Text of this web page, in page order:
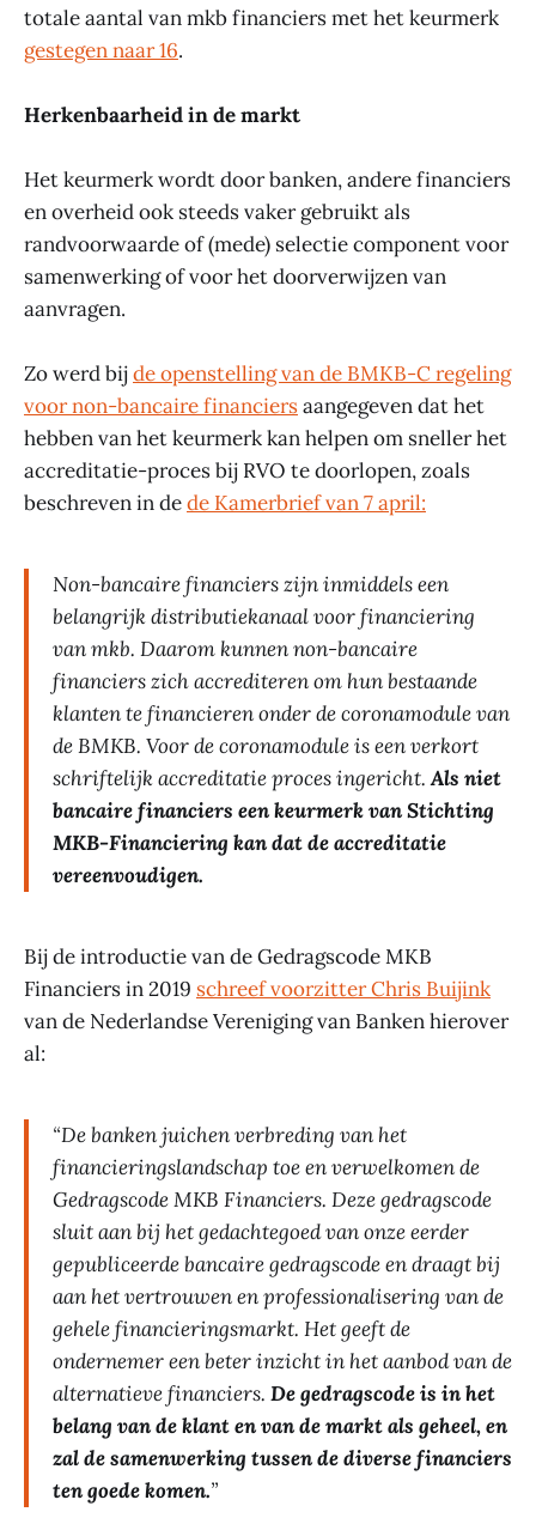
totale aantal van mkb financiers met het keurmerk
gestegen naar 16.
Herkenbaarheid in de markt
Het keurmerk wordt door banken, andere financiers
en overheid ook steeds vaker gebruikt als
randvoorwaarde of (mede) selectie component voor
samenwerking of voor het doorverwijzen van
aanvragen.
Zo werd bijde openstelling van de BMKB-C regeling
voor non-bancaire financiersaangegeven dat het
hebben van het keurmerk kan helpen om sneller het
accreditatie-proces bij RVO te doorlopen, zoals
beschreven in dede Kamerbrief van 7 april:
Non-bancaire financiers zijn inmiddels een
belangrijk distributiekanaal voor financiering
van mkb. Daarom kunnen non-bancaire
financiers zich accrediteren om hun bestaande
klanten te financieren onder de coronamodule van
de BMKB. Voor de coronamodule is een verkort
schriftelijk accreditatie proces ingericht.Als niet
bancaire financiers een keurmerk van Stichting
MKB-Financiering kan dat de accreditatie
vereenvoudigen.
Bij de introductie van de Gedragscode MKB
Financiers in 2019 schreef voorzitter Chris Buijink
van de Nederlandse Vereniging van Banken hierover
al:
“De banken juichen verbreding van het
financieringslandschap toe en verwelkomen de
Gedragscode MKB Financiers. Deze gedragscode
sluit aan bij het gedachtegoed van onze eerder
gepubliceerde bancaire gedragscode en draagt bij
aan het vertrouwen en professionalisering van de
gehele financieringsmarkt. Het geeft de
ondernemer een beter inzicht in het aanbod van de
alternatieve financiers. De gedragscode is in het
belang van de klant en van de markt als geheel, en
zal de samenwerking tussen de diverse financiers
ten goede komen.”